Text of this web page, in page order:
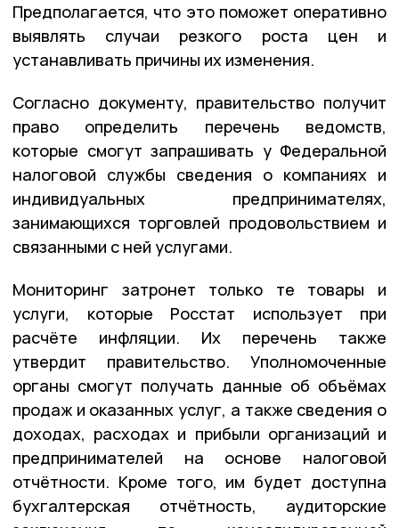
Предполагается, что это поможет оперативно
выявлять случаи резкого роста цен и
устанавливать причины их изменения.
Согласно документу, правительство получит
право определить перечень ведомств,
которые смогут запрашивать у Федеральной
налоговой службы сведения о компаниях и
индивидуальных предпринимателях,
занимающихся торговлей продовольствием и
связанными с ней услугами.
Мониторинг затронет только те товары и
услуги, которые Росстат использует при
расчёте инфляции. Их перечень также
утвердит правительство. Уполномоченные
органы смогут получать данные об объёмах
продаж и оказанных услуг, а также сведения о
доходах, расходах и прибыли организаций и
предпринимателей на основе налоговой
отчётности. Кроме того, им будет доступна
бухгалтерская отчётность, аудиторские